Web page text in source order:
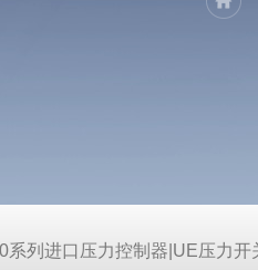
系列进口压力控制器|UE压力开